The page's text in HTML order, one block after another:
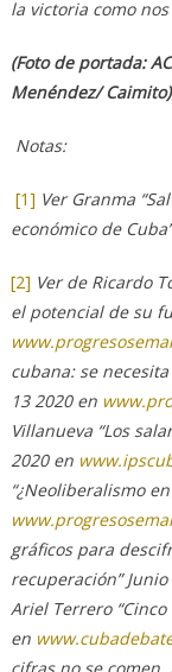
la victoria como
(Foto de portada:
Menéndez/ Caimito)
Notas:
[1] Ver Granma
económico de
[2] Ver de Ricardo
el potencial de su
cubana: se
13 2020 en
Villanueva “Los
2020 en
“¿Neoliberalismo
gráficos para
recuperación”
Ariel Terrero
en
cifras no se comen,